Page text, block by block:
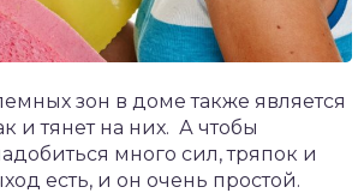
зон в доме также является
и тянет на них. А чтобы
много сил, тряпок и
есть, и он очень простой.